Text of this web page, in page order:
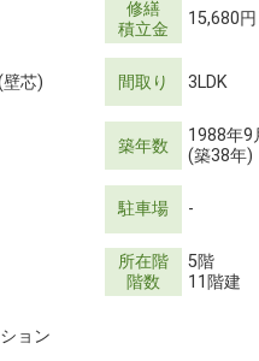
修繕
積立金
15,680円
壁芯) 間取り 3LDK
築年数
1988年9
(築38年)
駐車場 -
所在階
階数
5階
11階建
ョン